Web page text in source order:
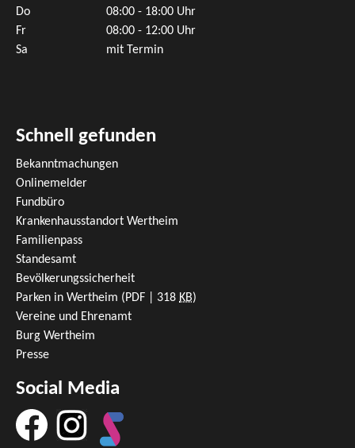
Do
08:00 - 18:00 Uhr
Fr
08:00 - 12:00 Uhr
Sa
mit Termin
Schnell gefunden
Bekanntmachungen
Onlinemelder
Fundbüro
Krankenhausstandort Wertheim
Familienpass
Standesamt
Bevölkerungssicherheit
Parken in Wertheim (PDF | 318 KB)
Vereine und Ehrenamt
Burg Wertheim
Presse
Social Media